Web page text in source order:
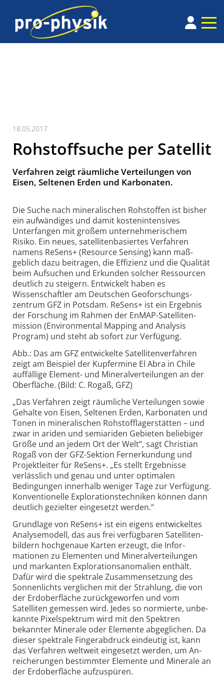
18.05.2017
Rohstoffsuche per Satellit
Verfahren zeigt räumliche Verteilungen von
Eisen, Seltenen Erden und Karbonaten.
Die Suche nach minera­lischen Rohstoffen ist bisher
ein aufwändiges und damit kosten­intensives
Unterfangen mit großem unter­nehmerischem
Risiko. Ein neues, satelliten­basiertes Verfahren
namens ReSens+ (Resource Sensing) kann maß­
geblich dazu beitragen, die Effi­zienz und die Qualität
beim Auf­suchen und Erkunden solcher Ressourcen
deutlich zu steigern. Entwickelt haben es
Wissenschaftler am Deutschen Geo­forschungs­
zentrum GFZ in Potsdam. ReSens+ ist ein Ergebnis
der Forschung im Rahmen der EnMAP-Satelliten­
mission (Environ­mental Mapping and Analysis
Program) und steht ab sofort zur Ver­fügung.
Abb.: Das am GFZ entwickelte Satellitenverfahren
zeigt am Beispiel der Kupfermine El Abra in Chile
auffällige Element- und Mineralverteilungen an der
Oberfläche. (Bild: C. Rogaß, GFZ)
„Das Verfahren zeigt räumliche Vertei­lungen sowie
Gehalte von Eisen, Seltenen Erden, Karbonaten und
Tonen in minera­lischen Rohstoff­lagerstätten – und
zwar in ariden und semiariden Gebieten belie­biger
Größe und an jedem Ort der Welt“, sagt Christian
Rogaß von der GFZ-Sektion Ferner­kundung und
Projekt­leiter für ReSens+. „Es stellt Ergeb­nisse
verläss­lich und genau und unter opti­malen
Bedingungen innerhalb weniger Tage zur Verfügung.
Konven­tionelle Explorations­techniken können dann
deutlich gezielter einge­setzt werden.“
Grundlage von ReSens+ ist ein eigens entwickeltes
Analyse­modell, das aus frei verfüg­baren Satelliten­
bildern hoch­genaue Karten erzeugt, die Infor­
mationen zu Ele­menten und Mineral­verteilungen
und markanten Explorations­anomalien enthält.
Dafür wird die spektrale Zusammen­setzung des
Sonnen­lichts verglichen mit der Strahlung, die von
der Erdober­fläche zurück­geworfen und vom
Satelliten gemessen wird. Jedes so normierte, unbe­
kannte Pixel­spektrum wird mit den Spektren
bekannter Minerale oder Elemente abgeg­lichen. Da
dieser spektrale Finger­abdruck eindeutig ist, kann
das Verfahren weltweit eingesetzt werden, um An­
reicherungen bestimmter Elemente und Minerale an
der Erdober­fläche aufzu­spüren.